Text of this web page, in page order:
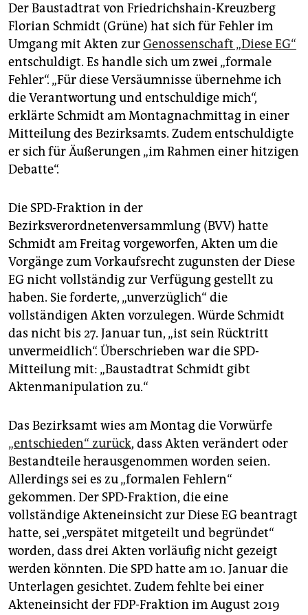
genossenschaft
epaper login
Der Baustadtrat von Friedrichshain-Kreuzberg
Florian Schmidt (Grüne) hat sich für Fehler im
Umgang mit Akten zurGenossenschaft „Diese EG“
entschuldigt. Es handle sich um zwei „formale
Fehler“. „Für diese Versäumnisse übernehme ich
die Verantwortung und entschuldige mich“,
erklärte Schmidt am Montagnachmittag in einer
Mitteilung des Bezirksamts. Zudem entschuldigte
er sich für Äußerungen „im Rahmen einer hitzigen
Debatte“.
Die SPD-Fraktion in der
Bezirksverordnetenversammlung (BVV) hatte
Schmidt am Freitag vorgeworfen, Akten um die
Vorgänge zum Vorkaufsrecht zugunsten der Diese
EG nicht vollständig zur Verfügung gestellt zu
haben. Sie forderte, „unverzüglich“ die
vollständigen Akten vorzulegen. Würde Schmidt
das nicht bis 27. Januar tun, „ist sein Rücktritt
unvermeidlich“. Überschrieben war die SPD-
Mitteilung mit: „Baustadtrat Schmidt gibt
Aktenmanipulation zu.“
Das Bezirksamt wies am Montag die Vorwürfe
„entschieden“ zurück, dass Akten verändert oder
Bestandteile herausgenommen worden seien.
Allerdings sei es zu „formalen Fehlern“
gekommen. Der SPD-Fraktion, die eine
vollständige Akteneinsicht zur Diese EG beantragt
hatte, sei „verspätet mitgeteilt und begründet“
worden, dass drei Akten vorläufig nicht gezeigt
werden könnten. Die SPD hatte am 10. Januar die
Unterlagen gesichtet. Zudem fehlte bei einer
Akteneinsicht der FDP-Fraktion im August 2019